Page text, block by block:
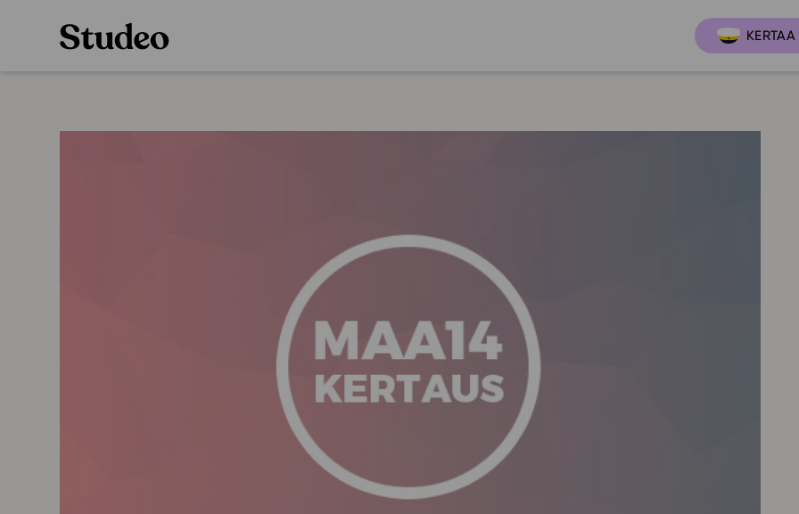
Alakoulun lisenssit
Hinnasto
Käyttöönotto
Tilaa
Yläkoulu
Oppiainesarjat
Oppimateriaalit
Yläkoulun lisenssit
Hinnasto
Lukion pakettilisenssi
Käyttöönotto
Bruksanvisning
Tilaa